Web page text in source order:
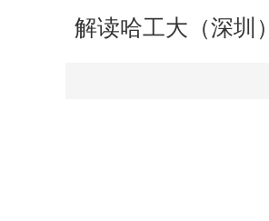
解读哈工大（深圳